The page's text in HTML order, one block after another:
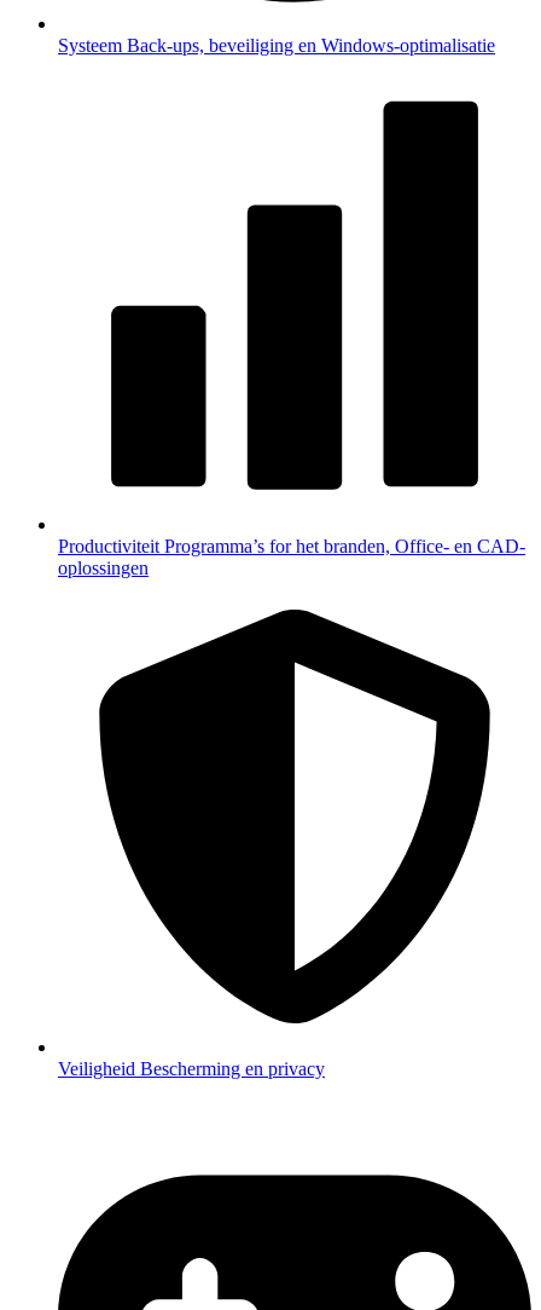
Systeem Back-ups, beveiliging en Windows-optimalisatie
Productiviteit Programma’s for het branden, Office- en CAD-
oplossingen
Veiligheid Bescherming en privacy